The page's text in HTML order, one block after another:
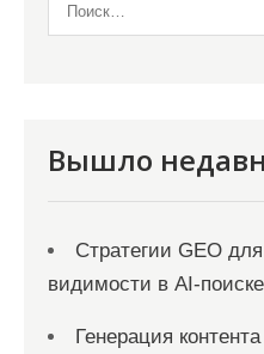
Вышло
Стратегии GEO
видимости в AI-поиске
Генерация